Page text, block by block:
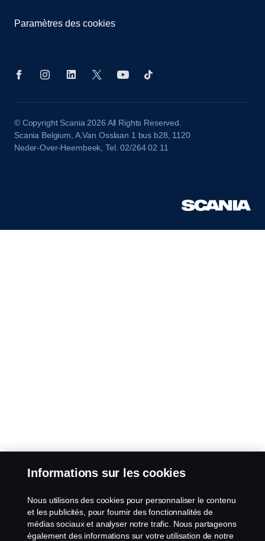
Paramètres des cookies
© Copyright Scania 2026 All Rights Reserved.
Scania Belgium, A.Van Osslaan 1 bus b28, 1120
Neder-Over-Heembeek, Tel. 02/264 02 11
Informations sur les cookies
Nous utilisons des cookies pour personnaliser le contenu
et les publicités, pour fournir des fonctionnalités de
médias sociaux et analyser notre trafic. Nous partageons
également des informations sur votre utilisation de notre